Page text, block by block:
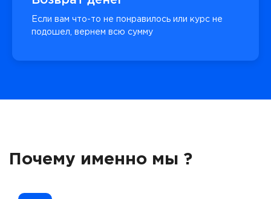
Если вам что-то не понравилось или курс не
подошел, вернем всю сумму
Почему именно мы ?